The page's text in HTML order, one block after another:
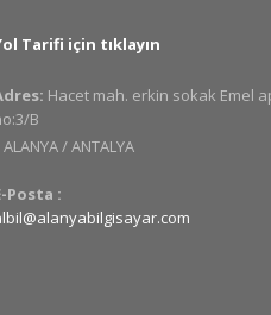
Tarifi için tıklayın
Hacet mah. erkin sokak Emel
B
ALANYA / ANTALYA
Posta :